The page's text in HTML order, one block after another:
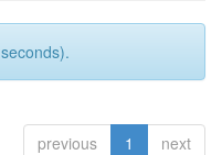
previous 1 next